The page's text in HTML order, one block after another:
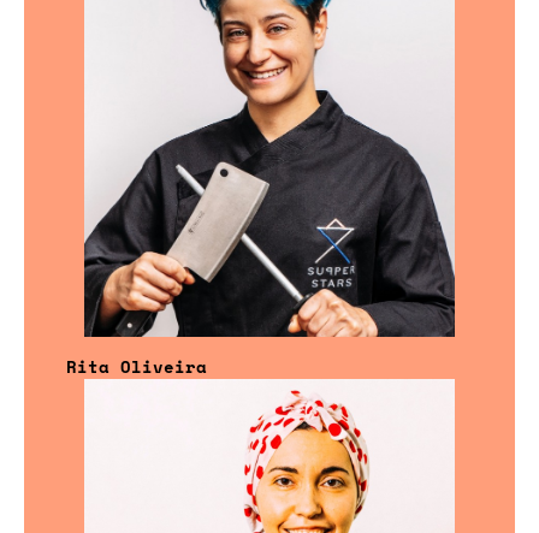
Rita Oliveira